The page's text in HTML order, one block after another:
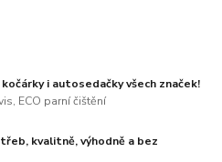
i autosedačky všech značek!
ECO parní čištění
kvalitně, výhodně a bez